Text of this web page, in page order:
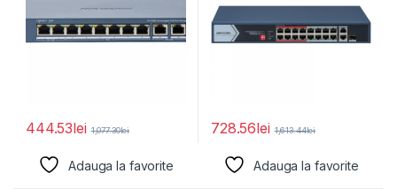
444.53lei 1,077.30lei
Adauga la favorite
728.56lei 1,613.44lei
Adauga la favorite